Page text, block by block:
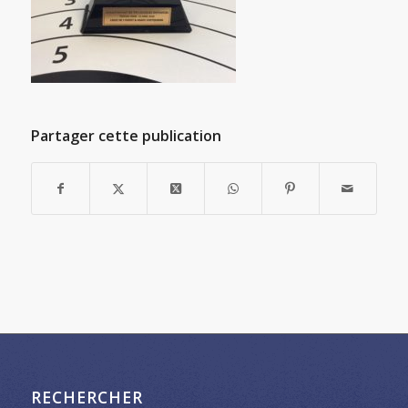
Partager cette publication
RECHERCHER